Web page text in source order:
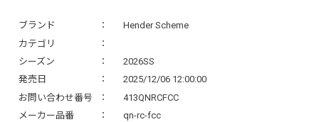
ブランド
Hender Scheme
カテゴリ
シーズン
2026SS
発売日
2025/12/06 12:00:00
お問い合わせ番号
413QNRCFCC
メーカー品番
qn-rc-fcc